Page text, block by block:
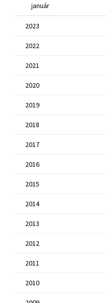
január
2023
2022
2021
2020
2019
2018
2017
2016
2015
2014
2013
2012
2011
2010